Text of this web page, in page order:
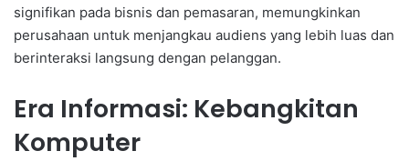
signifikan pada bisnis dan pemasaran, memungkinkan
perusahaan untuk menjangkau audiens yang lebih luas dan
berinteraksi langsung dengan pelanggan.
Era Informasi: Kebangkitan
Komputer